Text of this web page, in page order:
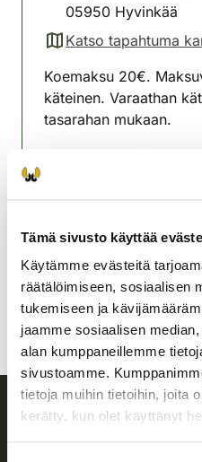
Tämä sivusto käyttää
Käytämme evästeitä
räätälöimiseen, sosiaalisen
tukemiseen ja
jaamme sosiaalisen
alan kumppaneillemme
sivustoamme.
tietoja muihin tietoihin, joita
kerätty, kun olet käyttänyt
05950 Hyvinkää
Katso tapahtuma
(avautuu uuteen
Koemaksu 20€.
käteinen. Varaathan
tasarahan mukaan.
Hyvinkään
040 1202079